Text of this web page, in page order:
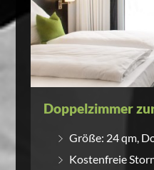
Doppelzimmer
Größe: 24 qm,
Kostenfreie